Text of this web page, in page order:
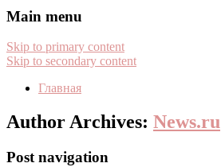
Main menu
Skip to primary content
Skip to secondary content
Главная
Author Archives: News.ru
Post navigation